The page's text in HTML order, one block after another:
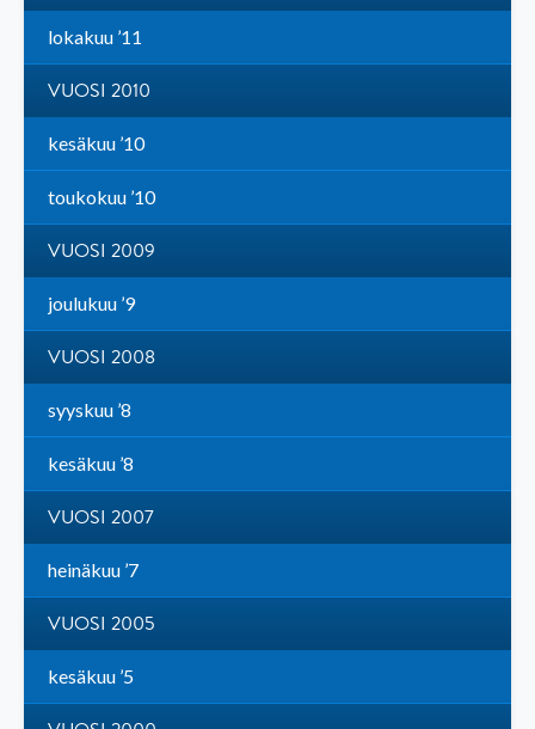
lokakuu ’11
VUOSI 2010
kesäkuu ’10
toukokuu ’10
VUOSI 2009
joulukuu ’9
VUOSI 2008
syyskuu ’8
kesäkuu ’8
VUOSI 2007
heinäkuu ’7
VUOSI 2005
kesäkuu ’5